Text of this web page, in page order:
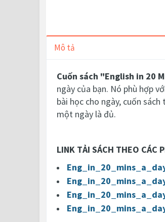
Mô tả
Cuốn sách "English in 20
ngày của bạn. Nó phù hợp
bài học cho ngày, cuốn
một ngày là đủ.
LINK TẢI SÁCH THEO CÁC